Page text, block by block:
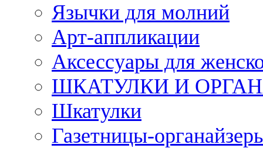
Язычки для молний
Арт-аппликации
Аксессуары для
ШКАТУЛКИ И
Шкатулки
Газетницы-